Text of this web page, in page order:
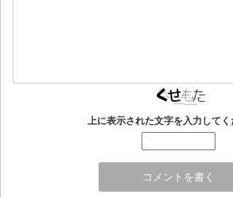
上に表示された文字を入力してく